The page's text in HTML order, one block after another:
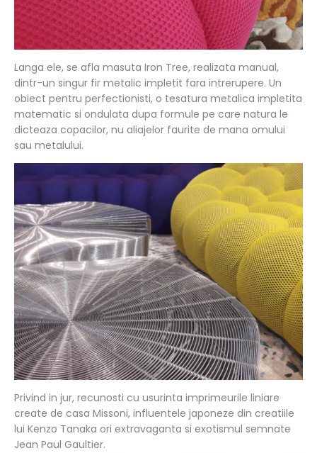
Langa ele, se afla masuta Iron Tree, realizata manual,
dintr-un singur fir metalic impletit fara intrerupere. Un
obiect pentru perfectionisti, o tesatura metalica impletita
matematic si ondulata dupa formule pe care natura le
dicteaza copacilor, nu aliajelor faurite de mana omului
sau metalului.
Privind in jur, recunosti cu usurinta imprimeurile liniare
create de casa Missoni, influentele japoneze din creatiile
lui Kenzo Tanaka ori extravaganta si exotismul semnate
Jean Paul Gaultier.